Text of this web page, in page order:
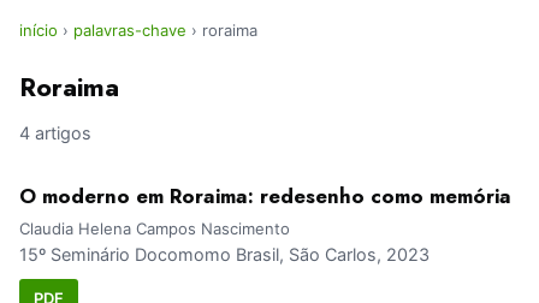
início › palavras-chave › roraima
Roraima
4 artigos
O moderno em Roraima: redesenho como memória
Claudia Helena Campos Nascimento
15º Seminário Docomomo Brasil, São Carlos, 2023
PDF